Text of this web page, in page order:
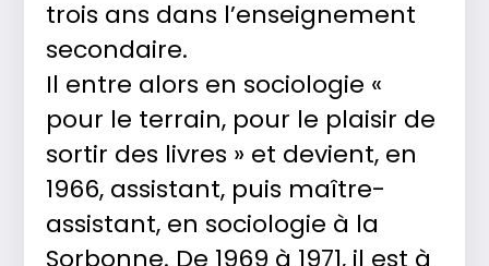
trois ans dans l’enseignement
secondaire.
Il entre alors en sociologie «
pour le terrain, pour le plaisir de
sortir des livres » et devient, en
1966, assistant, puis maître-
assistant, en sociologie à la
Sorbonne. De 1969 à 1971, il est à